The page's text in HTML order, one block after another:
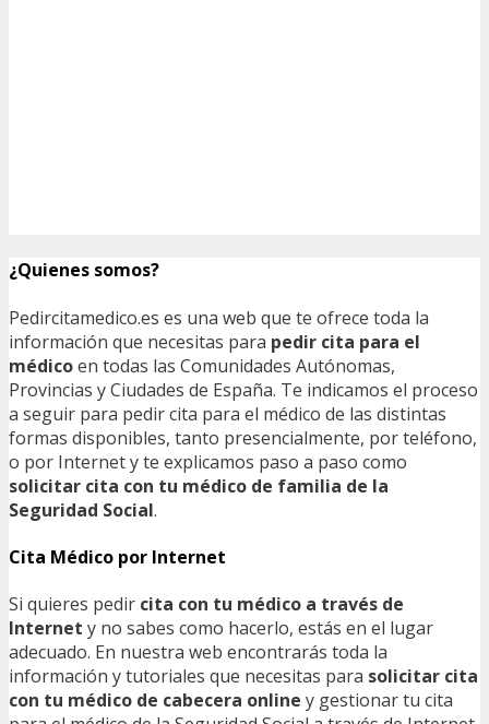
¿Quienes somos?
Pedircitamedico.es es una web que te ofrece toda la
información que necesitas para pedir cita para el
médicoen todas las Comunidades Autónomas,
Provincias y Ciudades de España. Te indicamos el proceso
a seguir para pedir cita para el médico de las distintas
formas disponibles, tanto presencialmente, por teléfono,
o por Internet y te explicamos paso a paso como
solicitar cita con tu médico de familia de la
Seguridad Social.
Cita Médico por Internet
Si quieres pedir cita con tu médico a través de
Internet y no sabes como hacerlo, estás en el lugar
adecuado. En nuestra web encontrarás toda la
información y tutoriales que necesitas para solicitar cita
con tu médico de cabecera online y gestionar tu cita